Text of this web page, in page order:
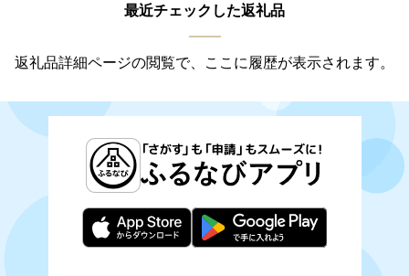
最近チェックした返礼品
返礼品詳細ページの閲覧で、ここに履歴が表示されます。